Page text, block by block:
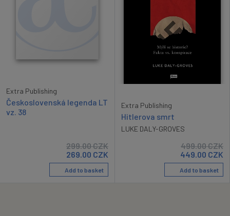
Extra Publishing
Československá legenda LT
vz. 38
299.00CZK
269.00 CZK
Add to basket
Extra Publishing
Hitlerova smrt
LUKE DALY-GROVES
499.00CZK
449.00 CZK
Add to basket